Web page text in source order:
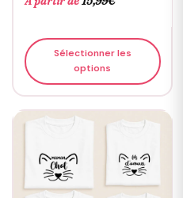
Sélectionner les
options